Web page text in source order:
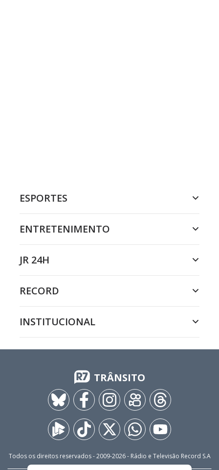
ESPORTES
ENTRETENIMENTO
JR 24H
RECORD
INSTITUCIONAL
TRÂNSITO
Todos os direitos reservados - 2009-2026- Rádio e Televisão Record S.A